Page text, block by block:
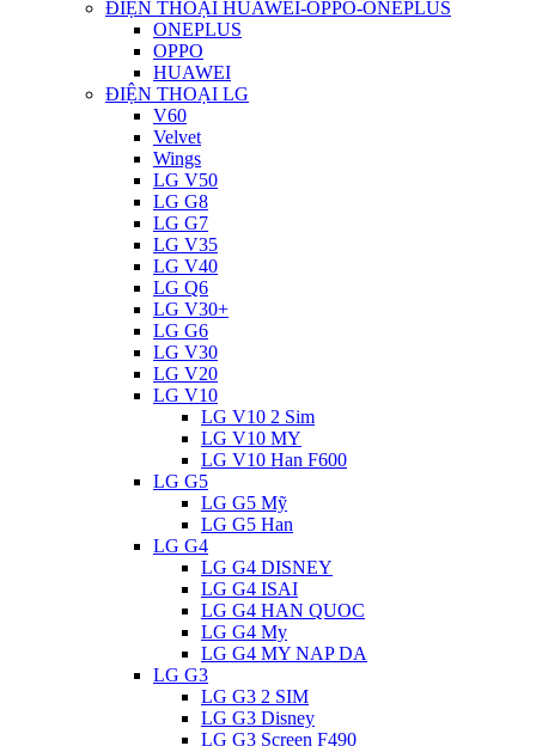
ĐIỆN THOẠI HUAWEI-OPPO-ONEPLUS
ONEPLUS
OPPO
HUAWEI
ĐIỆN THOẠI LG
V60
Velvet
Wings
LG V50
LG G8
LG G7
LG V35
LG V40
LG Q6
LG V30+
LG G6
LG V30
LG V20
LG V10
LG V10 2 Sim
LG V10 MY
LG V10 Han F600
LG G5
LG G5 Mỹ
LG G5 Han
LG G4
LG G4 DISNEY
LG G4 ISAI
LG G4 HAN QUOC
LG G4 My
LG G4 MY NAP DA
LG G3
LG G3 2 SIM
LG G3 Disney
LG G3 Screen F490